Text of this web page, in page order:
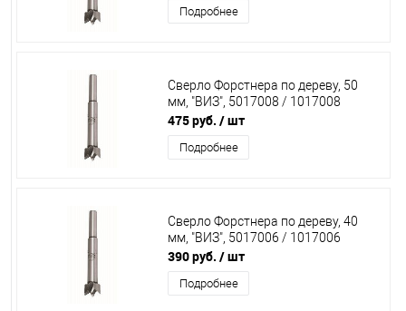
Подробнее
Сверло Форстнера по дереву, 50
мм, "ВИЗ", 5017008 / 1017008
475 руб. / шт
Подробнее
Сверло Форстнера по дереву, 40
мм, "ВИЗ", 5017006 / 1017006
390 руб. / шт
Подробнее